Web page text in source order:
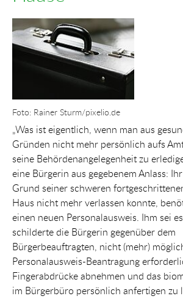
Show larger version for:
Foto: Rainer Sturm/pixelio.de
„Was ist eigentlich, wenn man aus
Gründen nicht mehr persönlich aufs
seine Behördenangelegenheit zu
eine Bürgerin aus gegebenem Anlass:
Grund seiner schweren
Haus nicht mehr verlassen konnte,
einen neuen Personalausweis. Ihm sei
schilderte die Bürgerin gegenüber dem
Bürgerbeauftragten, nicht (mehr)
Personalausweis-Beantragung
Fingerabdrücke abnehmen und das
im Bürgerbüro persönlich anfertigen zu